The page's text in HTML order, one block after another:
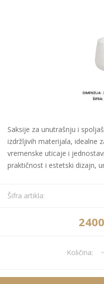
Saksije za unutrašnju i
izdržljivih materijala, idealne
vremenske uticaje i
praktičnost i estetski dizajn,
Šifra artikla:
Količina: